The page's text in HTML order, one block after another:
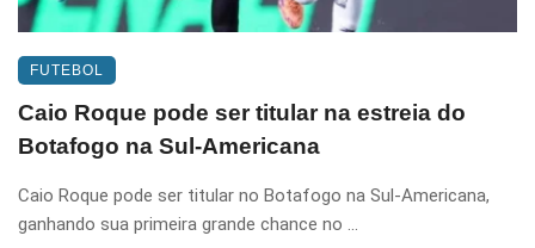
FUTEBOL
Caio Roque pode ser titular na estreia do
Botafogo na Sul-Americana
Caio Roque pode ser titular no Botafogo na Sul-Americana,
ganhando sua primeira grande chance no ...